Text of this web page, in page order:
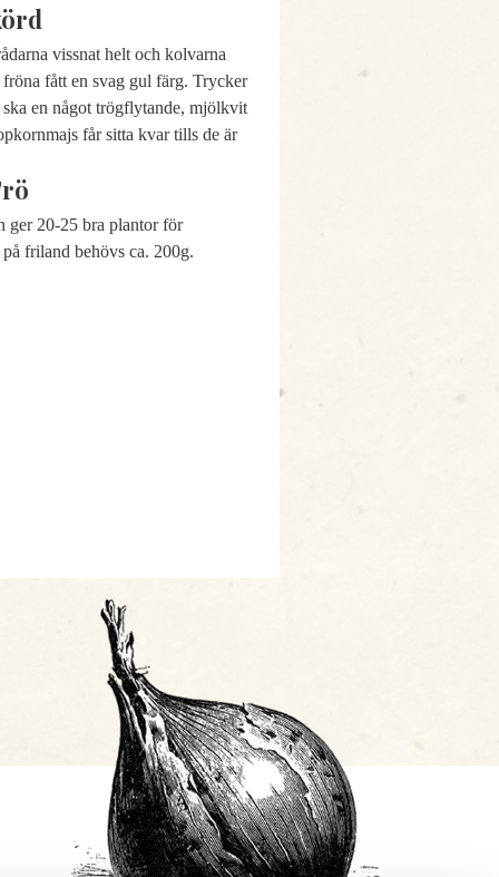
vissnat helt och kolvarna
fått en svag gul färg. Trycker
en något trögflytande, mjölkvit
får sitta kvar tills de är
ger 20-25 bra plantor för
friland behövs ca. 200g.